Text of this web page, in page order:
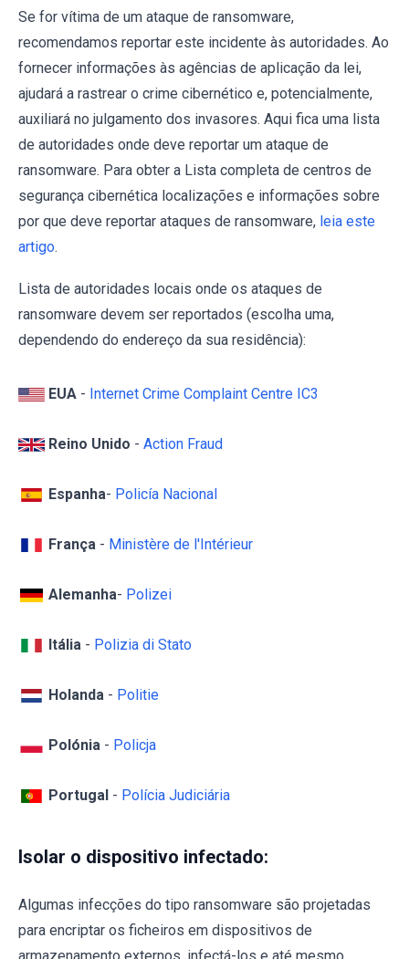
Se for vítima de um ataque de ransomware,
recomendamos reportar este incidente às autoridades. Ao
fornecer informações às agências de aplicação da lei,
ajudará a rastrear o crime cibernético e, potencialmente,
auxiliará no julgamento dos invasores. Aqui fica uma lista
de autoridades onde deve reportar um ataque de
ransomware. Para obter a Lista completa de centros de
segurança cibernética localizações e informações sobre
por que deve reportar ataques de ransomware, leia este
artigo.
Lista de autoridades locais onde os ataques de
ransomware devem ser reportados (escolha uma,
dependendo do endereço da sua residência):
EUA - Internet Crime Complaint Centre IC3
Reino Unido - Action Fraud
Espanha- Policía Nacional
França - Ministère de l'Intérieur
Alemanha- Polizei
Itália - Polizia di Stato
Holanda - Politie
Polónia - Policja
Portugal - Polícia Judiciária
Isolar o dispositivo infectado:
Algumas infecções do tipo ransomware são projetadas
para encriptar os ficheiros em dispositivos de